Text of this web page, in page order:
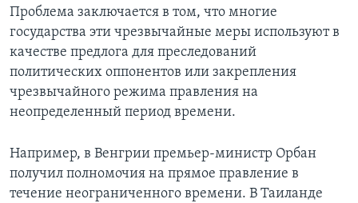
Проблема заключается в том, что многие
государства эти чрезвычайные меры используют в
качестве предлога для преследований
политических оппонентов или закрепления
чрезвычайного режима правления на
неопределенный период времени.
Например, в Венгрии премьер-министр Орбан
получил полномочия на прямое правление в
течение неограниченного времени. В Таиланде